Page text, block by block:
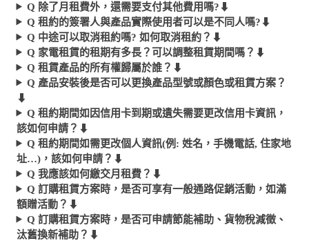
Q 除了月租費外，還需要支付其他費用嗎?⬇︎
Q 租約的簽署人與產品實際使用者可以是不同人嗎?⬇︎
Q 中途可以取消租約嗎? 如何取消租約？ ⬇︎
Q 家電租賃的租期有多長？可以調整租賃期間嗎？ ⬇︎
Q 租賃產品的所有權歸屬於誰？ ⬇︎
Q 產品安裝後是否可以更換產品型號或顏色或租賃方案？
⬇︎
Q 租約期間如因信用卡到期或遺失需要更改信用卡資訊，
該如何申請？ ⬇︎
Q 租約期間如需更改個人資訊(例: 姓名，手機電話, 住家地
址…)，該如何申請？ ⬇︎
Q 我應該如何繳交月租費？ ⬇︎
Q 訂購租賃方案時，是否可享有一般通路促銷活動，如滿
額贈活動？ ⬇︎
Q 訂購租賃方案時，是否可申請節能補助、貨物稅減徵、
汰舊換新補助？ ⬇︎